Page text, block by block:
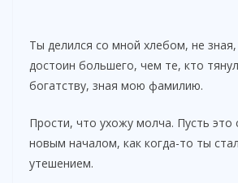
Ты делился со мной хлебом, не
достоин большего, чем те, кто
богатству, зная мою фамилию.
Прости, что ухожу молча. Пусть это
новым началом, как когда-то ты
утешением.